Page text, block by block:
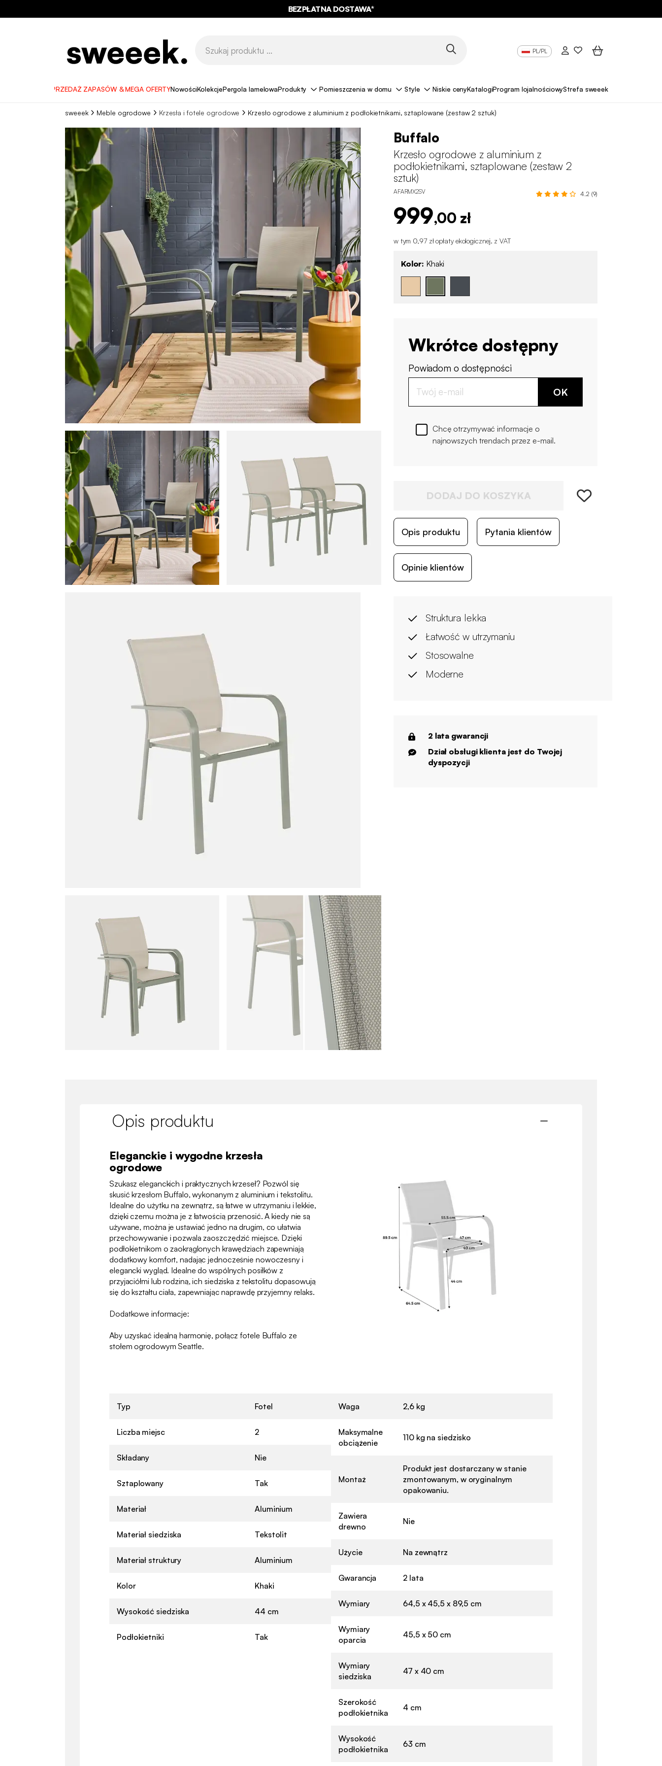
BEZPŁATNA DOSTAWA*
PL/PL
WYPRZEDAŻ ZAPASÓW & MEGA OFERTYNowościKolekcjePergola lamelowaProdukty Pomieszczenia w domu Style Niskie cenyKatalogiProgram lojalnościowyStrefa sweeek Pro
sweeek Meble ogrodowe Krzesła i fotele ogrodowe Krzesło ogrodowe z aluminium z podłokietnikami, sztaplowane (zestaw 2 sztuk)
Buffalo
Krzesło ogrodowe z aluminium z
podłokietnikami, sztaplowane (zestaw 2
sztuk)
AFARMX2SV 4.2 (9)
999,00 zł
w tym 0,97 zł opłaty ekologicznej. z VAT
Kolor: Khaki
Wkrótce dostępny
Powiadom o dostępności
OK
Chcę otrzymywać informacje o
najnowszych trendach przez e-mail.
DODAJ DO KOSZYKA
Opis produktu Pytania klientów
Opinie klientów
Struktura lekka
Łatwość w utrzymaniu
Stosowalne
Moderne
2 lata gwarancji
Dział obsługi klienta jest do Twojej
dyspozycji
Opis produktu
Eleganckie i wygodne krzesła
ogrodowe
Szukasz eleganckich i praktycznych krzeseł? Pozwól się
skusić krzesłom Buffalo, wykonanym z aluminium i tekstolitu.
Idealne do użytku na zewnątrz, są łatwe w utrzymaniu i lekkie,
dzięki czemu można je z łatwością przenosić. A kiedy nie są
używane, można je ustawiać jedno na drugim, co ułatwia
przechowywanie i pozwala zaoszczędzić miejsce. Dzięki
podłokietnikom o zaokrąglonych krawędziach zapewniają
dodatkowy komfort, nadając jednocześnie nowoczesny i
elegancki wygląd. Idealne do wspólnych posiłków z
przyjaciółmi lub rodziną, ich siedziska z tekstolitu dopasowują
się do kształtu ciała, zapewniając naprawdę przyjemny relaks.
Dodatkowe informacje:
Aby uzyskać idealną harmonię, połącz fotele Buffalo ze
stołem ogrodowym Seattle.
Typ Fotel
Liczba miejsc 2
Składany Nie
Sztaplowany Tak
Materiał Aluminium
Materiał siedziska Tekstolit
Materiał struktury Aluminium
Kolor Khaki
Wysokość siedziska 44 cm
Podłokietniki Tak
Waga 2,6 kg
Maksymalne
obciążenie
110 kg na siedzisko
Montaż
Produkt jest dostarczany w stanie
zmontowanym, w oryginalnym
opakowaniu.
Zawiera
drewno
Nie
Użycie Na zewnątrz
Gwarancja 2 lata
Wymiary 64,5 x 45,5 x 89,5 cm
Wymiary
oparcia
45,5 x 50 cm
Wymiary
siedziska
47 x 40 cm
Szerokość
podłokietnika
4 cm
Wysokość
podłokietnika
63 cm